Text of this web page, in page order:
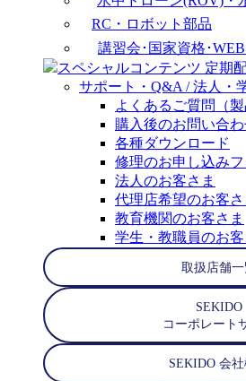
RC・ロボット部品
講習会･国家資格･
スペシャルコンテンツ 定期
サポート・Q&A / 法人・
よくあるご質問（製
購入後のお問い合
各種ダウンロード
修理のお申し込み
法人のお客さま
代理店希望のお客さ
教育機関のお客さま
学生・教職員のお客
取扱店舗
SEKIDO
コーポレート
SEKIDO 会